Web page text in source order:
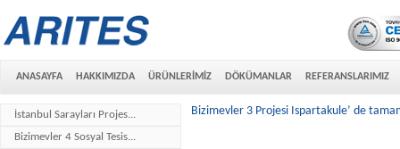
ANASAYFA HAKKIMIZDA ÜRÜNLERİMİZ DÖKÜMANLAR REFERANSLARIMIZ
İstanbul Sarayları Projes...
Bizimevler 4 Sosyal Tesis...
Bizimevler 3 Projesi Ispartakule’ de